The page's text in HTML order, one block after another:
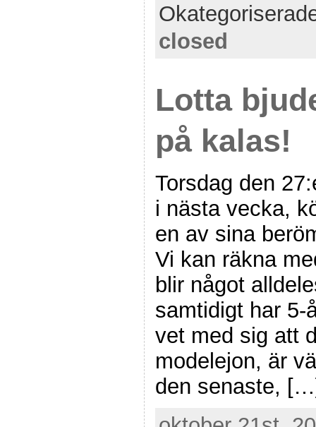
closed
Lotta
på kalas!
Torsdag den
i nästa vecka,
en av sina
Vi kan räkna
blir något
samtidigt har 5-
vet med sig att
modelejon, är
den senaste,